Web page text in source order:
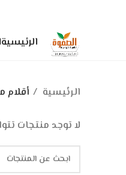
الرئيسية
الرئيسية أقلام
لا توجد منتجات